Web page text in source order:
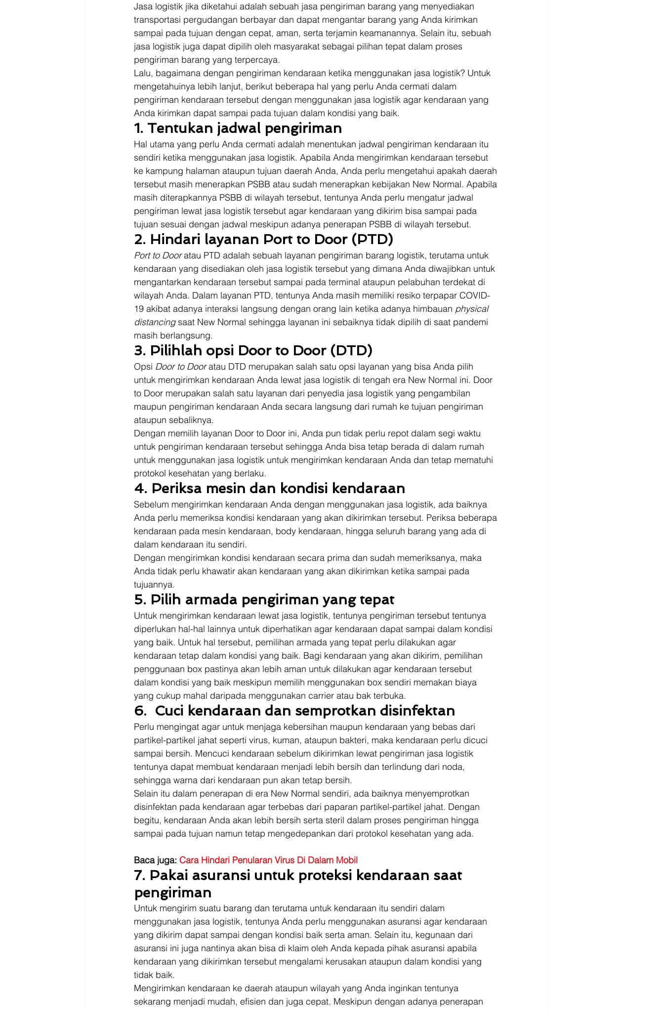
Jasa logistik jika diketahui adalah sebuah jasa pengiriman barang yang menyediakan
transportasi pergudangan berbayar dan dapat mengantar barang yang Anda kirimkan
sampai pada tujuan dengan cepat, aman, serta terjamin keamanannya. Selain itu, sebuah
jasa logistik juga dapat dipilih oleh masyarakat sebagai pilihan tepat dalam proses
pengiriman barang yang terpercaya.
Lalu, bagaimana dengan pengiriman kendaraan ketika menggunakan jasa logistik? Untuk
mengetahuinya lebih lanjut, berikut beberapa hal yang perlu Anda cermati dalam
pengiriman kendaraan tersebut dengan menggunakan jasa logistik agar kendaraan yang
Anda kirimkan dapat sampai pada tujuan dalam kondisi yang baik.
1. Tentukan jadwal pengiriman
Hal utama yang perlu Anda cermati adalah menentukan jadwal pengiriman kendaraan itu
sendiri ketika menggunakan jasa logistik. Apabila Anda mengirimkan kendaraan tersebut
ke kampung halaman ataupun tujuan daerah Anda, Anda perlu mengetahui apakah daerah
tersebut masih menerapkan PSBB atau sudah menerapkan kebijakan New Normal. Apabila
masih diterapkannya PSBB di wilayah tersebut, tentunya Anda perlu mengatur jadwal
pengiriman lewat jasa logistik tersebut agar kendaraan yang dikirim bisa sampai pada
tujuan sesuai dengan jadwal meskipun adanya penerapan PSBB di wilayah tersebut.
2. Hindari layanan Port to Door (PTD)
Port to Door atau PTD adalah sebuah layanan pengiriman barang logistik, terutama untuk
kendaraan yang disediakan oleh jasa logistik tersebut yang dimana Anda diwajibkan untuk
mengantarkan kendaraan tersebut sampai pada terminal ataupun pelabuhan terdekat di
wilayah Anda. Dalam layanan PTD, tentunya Anda masih memiliki resiko terpapar COVID-
19 akibat adanya interaksi langsung dengan orang lain ketika adanya himbauan physical
distancing saat New Normal sehingga layanan ini sebaiknya tidak dipilih di saat pandemi
masih berlangsung.
3. Pilihlah opsi Door to Door (DTD)
Opsi Door to Door atau DTD merupakan salah satu opsi layanan yang bisa Anda pilih
untuk mengirimkan kendaraan Anda lewat jasa logistik di tengah era New Normal ini. Door
to Door merupakan salah satu layanan dari penyedia jasa logistik yang pengambilan
maupun pengiriman kendaraan Anda secara langsung dari rumah ke tujuan pengiriman
ataupun sebaliknya.
Dengan memilih layanan Door to Door ini, Anda pun tidak perlu repot dalam segi waktu
untuk pengiriman kendaraan tersebut sehingga Anda bisa tetap berada di dalam rumah
untuk menggunakan jasa logistik untuk mengirimkan kendaraan Anda dan tetap mematuhi
protokol kesehatan yang berlaku.
4. Periksa mesin dan kondisi kendaraan
Sebelum mengirimkan kendaraan Anda dengan menggunakan jasa logistik, ada baiknya
Anda perlu memeriksa kondisi kendaraan yang akan dikirimkan tersebut. Periksa beberapa
kendaraan pada mesin kendaraan, body kendaraan, hingga seluruh barang yang ada di
dalam kendaraan itu sendiri.
Dengan mengirimkan kondisi kendaraan secara prima dan sudah memeriksanya, maka
Anda tidak perlu khawatir akan kendaraan yang akan dikirimkan ketika sampai pada
tujuannya.
5. Pilih armada pengiriman yang tepat
Untuk mengirimkan kendaraan lewat jasa logistik, tentunya pengiriman tersebut tentunya
diperlukan hal-hal lainnya untuk diperhatikan agar kendaraan dapat sampai dalam kondisi
yang baik. Untuk hal tersebut, pemilihan armada yang tepat perlu dilakukan agar
kendaraan tetap dalam kondisi yang baik. Bagi kendaraan yang akan dikirim, pemilihan
penggunaan box pastinya akan lebih aman untuk dilakukan agar kendaraan tersebut
dalam kondisi yang baik meskipun memilih menggunakan box sendiri memakan biaya
yang cukup mahal daripada menggunakan carrier atau bak terbuka.
6.  Cuci kendaraan dan semprotkan disinfektan
Perlu mengingat agar untuk menjaga kebersihan maupun kendaraan yang bebas dari
partikel-partikel jahat seperti virus, kuman, ataupun bakteri, maka kendaraan perlu dicuci
sampai bersih. Mencuci kendaraan sebelum dikirimkan lewat pengiriman jasa logistik
tentunya dapat membuat kendaraan menjadi lebih bersih dan terlindung dari noda,
sehingga warna dari kendaraan pun akan tetap bersih.
Selain itu dalam penerapan di era New Normal sendiri, ada baiknya menyemprotkan
disinfektan pada kendaraan agar terbebas dari paparan partikel-partikel jahat. Dengan
begitu, kendaraan Anda akan lebih bersih serta steril dalam proses pengiriman hingga
sampai pada tujuan namun tetap mengedepankan dari protokol kesehatan yang ada.
Baca juga: Cara Hindari Penularan Virus Di Dalam Mobil
7. Pakai asuransi untuk proteksi kendaraan saat
pengiriman
Untuk mengirim suatu barang dan terutama untuk kendaraan itu sendiri dalam
menggunakan jasa logistik, tentunya Anda perlu menggunakan asuransi agar kendaraan
yang dikirim dapat sampai dengan kondisi baik serta aman. Selain itu, kegunaan dari
asuransi ini juga nantinya akan bisa di klaim oleh Anda kepada pihak asuransi apabila
kendaraan yang dikirimkan tersebut mengalami kerusakan ataupun dalam kondisi yang
tidak baik.
Mengirimkan kendaraan ke daerah ataupun wilayah yang Anda inginkan tentunya
sekarang menjadi mudah, efisien dan juga cepat. Meskipun dengan adanya penerapan